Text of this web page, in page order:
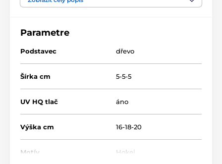
Hokej Sklenené trofeje s potlačou
Parametre
Podstavec dřevo
Šírka cm 5-5-5
UV HQ tlač áno
Výška cm 16-18-20
Motív Hokej